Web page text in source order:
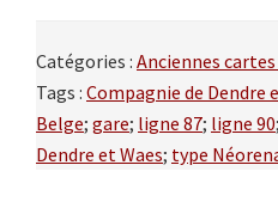
Catégories : Anciennes
Tags : Compagnie de Dendre
Belge; gare; ligne 87; ligne 90;
Dendre et Waes; type